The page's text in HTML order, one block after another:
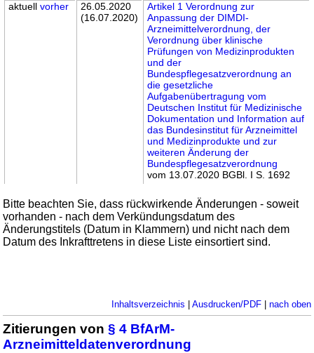
aktuellvorher
26.05.2020
(16.07.2020)
Artikel 1 Verordnung zur
Anpassung der DIMDI-
Arzneimittelverordnung, der
Verordnung über klinische
Prüfungen von Medizinprodukten
und der
Bundespflegesatzverordnung an
die gesetzliche
Aufgabenübertragung vom
Deutschen Institut für Medizinische
Dokumentation und Information auf
das Bundesinstitut für Arzneimittel
und Medizinprodukte und zur
weiteren Änderung der
Bundespflegesatzverordnung
vom 13.07.2020 BGBl. I S. 1692
Bitte beachten Sie, dass rückwirkende Änderungen - soweit
vorhanden - nach dem Verkündungsdatum des
Änderungstitels (Datum in Klammern) und nicht nach dem
Datum des Inkrafttretens in diese Liste einsortiert sind.
Inhaltsverzeichnis Ausdrucken/PDF| nach oben
Zitierungen von§ 4 BfArM-
Arzneimitteldatenverordnung